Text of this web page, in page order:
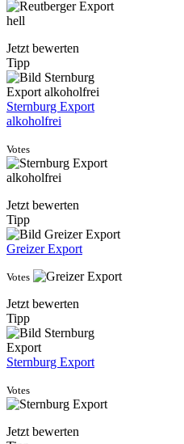
Jetzt bewerten
Tipp
Sternburg Export
alkoholfrei
Votes
Jetzt bewerten
Tipp
Greizer Export
Votes
Jetzt bewerten
Tipp
Sternburg Export
Votes
Jetzt bewerten